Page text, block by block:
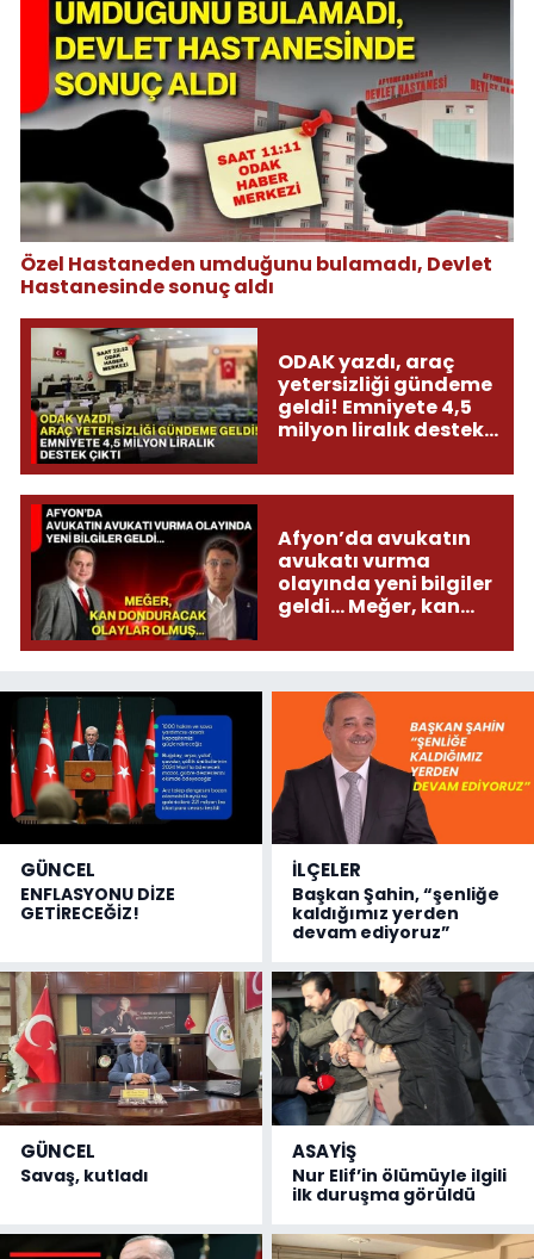
Özel Hastaneden umduğunu bulamadı, Devlet
Hastanesinde sonuç aldı
ODAK yazdı, araç
yetersizliği gündeme
geldi! Emniyete 4,5
milyon liralık destek
Afyon’da avukatın
avukatı vurma
olayında yeni bilgiler
geldi... Meğer, kan
olmuş...
GÜNCEL
ENFLASYONU DİZE
GETİRECEĞİZ!
İLÇELER
Başkan Şahin, “şenliğe
kaldığımız yerden
devam ediyoruz”
GÜNCEL
Savaş, kutladı
ASAYİŞ
Nur Elif’in ölümüyle ilgili
ilk duruşma görüldü